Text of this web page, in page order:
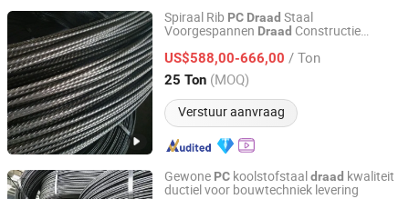
Spiraal Rib PC Draad Staal
Voorgespannen Draad Constructie
US$588,00-666,00 / Ton
25 Ton (MOQ)
Verstuur aanvraag
Yuanxian High Tech Materials Trading (Tianjin) Co., Ltd.
Tianjin, China Sinds 2023
Gewone PC koolstofstaal draad kwaliteit
ductiel voor bouwtechniek levering